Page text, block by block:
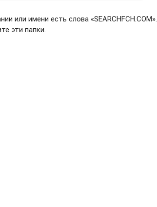
или имени есть слова «SEARCHFCH.COM».
эти папки.